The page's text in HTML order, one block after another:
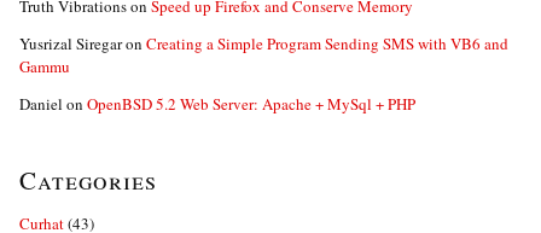
Truth Vibrationson Speed up Firefox and Conserve Memory
Yusrizal Siregaron Creating a Simple Program Sending SMS with VB6 and
Gammu
Daniel on OpenBSD 5.2 Web Server: Apache + MySql + PHP
Categories
Curhat(43)